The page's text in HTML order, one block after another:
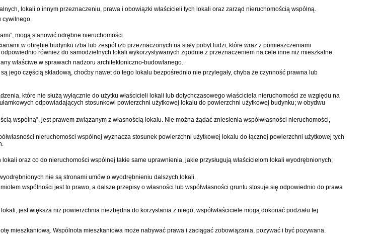
lokali o innym przeznaczeniu, prawa i obowiązki właścicieli tych lokali oraz zarząd nieruchomością wspólną.
cywilnego.
mogą stanowić odrębne nieruchomości.
w obrębie budynku izba lub zespół izb przeznaczonych na stały pobyt ludzi, które wraz z pomieszczeniami
również do samodzielnych lokali wykorzystywanych zgodnie z przeznaczeniem na cele inne niż mieszkalne.
właściwe w sprawach nadzoru architektoniczno-budowlanego.
jego częścią składową, choćby nawet do tego lokalu bezpośrednio nie przylegały, chyba że czynność prawna lub
które nie służą wyłącznie do użytku właścicieli lokali lub dotychczasowego właściciela nieruchomości ze względu na
odpowiadających stosunkowi powierzchni użytkowej lokalu do powierzchni użytkowej budynku; w obydwu
wspólną”, jest prawem związanym z własnością lokalu. Nie można żądać zniesienia współwłasności nieruchomości,
nieruchomości wspólnej wyznacza stosunek powierzchni użytkowej lokalu do łącznej powierzchni użytkowej tych
oraz co do nieruchomości wspólnej takie same uprawnienia, jakie przysługują właścicielom lokali wyodrębnionych;
nie są stronami umów o wyodrębnieniu dalszych lokali.
wspólności jest to prawo, a dalsze przepisy o własności lub współwłasności gruntu stosuje się odpowiednio do prawa
jest większa niż powierzchnia niezbędna do korzystania z niego, współwłaściciele mogą dokonać podziału tej
mieszkaniową. Wspólnota mieszkaniowa może nabywać prawa i zaciągać zobowiązania, pozywać i być pozywana.